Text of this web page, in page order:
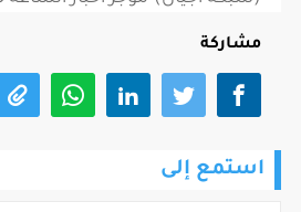
مشاركة
استمع إلى